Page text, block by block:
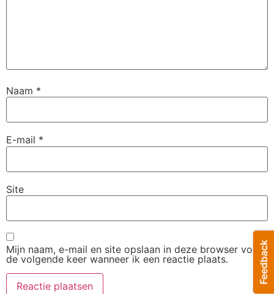
Naam *
E-mail *
Site
Mijn naam, e-mail en site opslaan in deze browser voor
de volgende keer wanneer ik een reactie plaats.